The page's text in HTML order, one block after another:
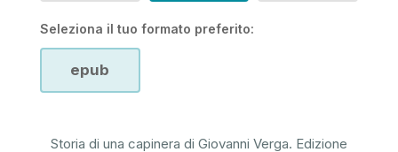
Seleziona il tuo formato preferito:
epub
Storia di una capinera di Giovanni Verga. Edizione